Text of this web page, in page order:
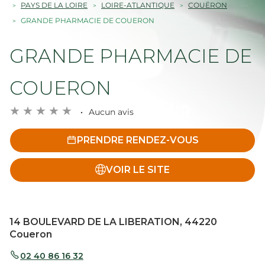
PAYS DE LA LOIRE
LOIRE-ATLANTIQUE
COUËRON
GRANDE PHARMACIE DE COUERON
GRANDE PHARMACIE DE
COUERON
Aucun avis
PRENDRE RENDEZ-VOUS
VOIR LE SITE
14 BOULEVARD DE LA LIBERATION, 44220
Coueron
02 40 86 16 32